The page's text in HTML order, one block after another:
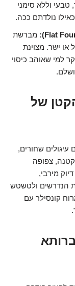
טבעי וללא סימני
נולדתם ככה.
מברשת
ישר. מצוינת
למי שאוהב כיסוי
של
שחורים,
קטנה, צפופה
מירבי,
הנדרשים ולטשטש
קונסילר עם